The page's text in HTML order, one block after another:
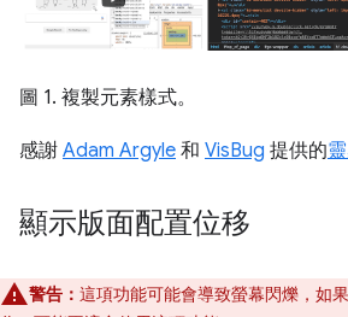
圖 1. 複製元素樣式。
感謝 Adam Argyle 和 VisBug 提供的
顯示版面配置位移
警告： 這項功能可能會導致螢幕閃爍，如